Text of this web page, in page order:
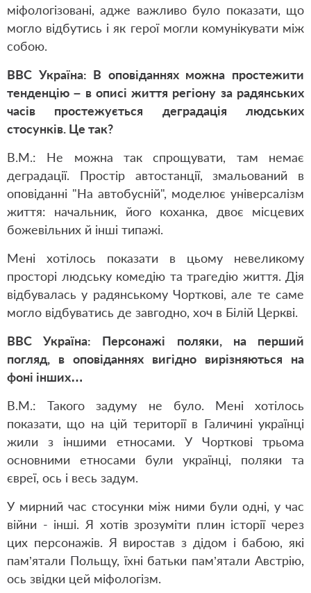
міфологізовані, адже важливо було показати, що
могло відбутись і як герої могли комунікувати між
собою.
ВВС Україна: В оповіданнях можна простежити
тенденцію – в описі життя регіону за радянських
часів простежується деградація людських
стосунків. Це так?
В.М.: Не можна так спрощувати, там немає
деградації. Простір автостанції, змальований в
оповіданні "На автобусній", моделює універсалізм
життя: начальник, його коханка, двоє місцевих
божевільних й інші типажі.
Мені хотілось показати в цьому невеликому
просторі людську комедію та трагедію життя. Дія
відбувалась у радянському Чорткові, але те саме
могло відбуватись де завгодно, хоч в Білій Церкві.
ВВС Україна: Персонажі поляки, на перший
погляд, в оповіданнях вигідно вирізняються на
фоні інших…
В.М.: Такого задуму не було. Мені хотілось
показати, що на цій території в Галичині українці
жили з іншими етносами. У Чорткові трьома
основними етносами були українці, поляки та
євреї, ось і весь задум.
У мирний час стосунки між ними були одні, у час
війни - інші. Я хотів зрозуміти плин історії через
цих персонажів. Я виростав з дідом і бабою, які
пам’ятали Польщу, їхні батьки пам’ятали Австрію,
ось звідки цей міфологізм.